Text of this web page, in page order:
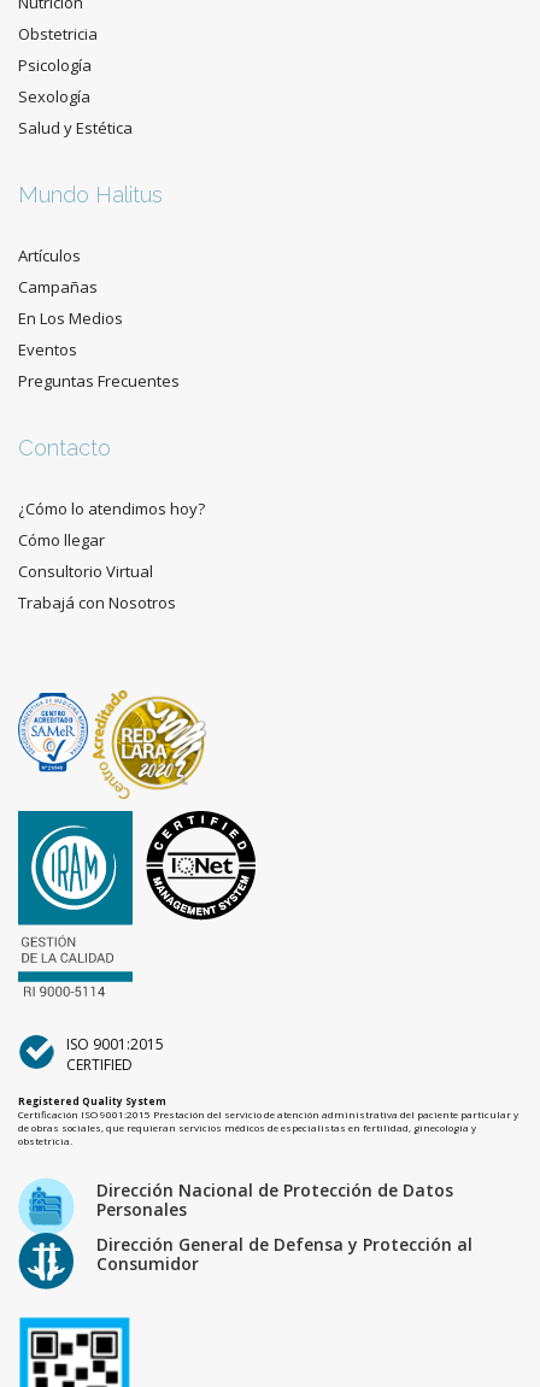
Obstetricia
Psicología
Sexología
Salud y Estética
Mundo Halitus
Artículos
Campañas
En Los Medios
Eventos
Preguntas Frecuentes
Contacto
¿Cómo lo atendimos hoy?
Cómo llegar
Consultorio Virtual
Trabajá con Nosotros
ISO 9001:2015
CERTIFIED
Registered Quality System
Certificación ISO 9001:2015 Prestación del servicio de atención administrativa del paciente particular y
de obras sociales, que requieran servicios médicos de especialistas en fertilidad, ginecología y
obstetricia.
Dirección Nacional de Protección de Datos
Personales
Dirección General de Defensa y Protección al
Consumidor